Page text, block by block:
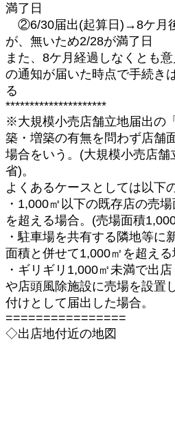
満了日
②6/30届出(起算日)→8ケ月
が、無いため2/28が満了日
また、8ケ月経過しなくとも
の通知が届いた時点で手続き
る
*********************
※大規模小売店舗立地届出の
築・増築の有無を問わず店舗
場合をいう。(大規模小売店
省)。
よくあるケースとしては以下
・1,000㎡以下の既存店の売
を超える場合。(売場面積
・駐車場を共有する隣地等に
面積と併せて1,000㎡を超える
・ギリギリ1,000㎡未満で出
や店頭風除施設に売場を設置
付けとして届出した場合。
================
◇出店地付近の地図